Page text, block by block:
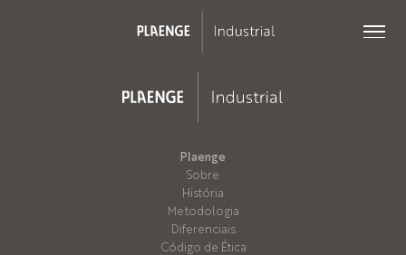
Voltar ao topo
Plaenge
Sobre
História
Metodologia
Diferenciais
Código de Ética